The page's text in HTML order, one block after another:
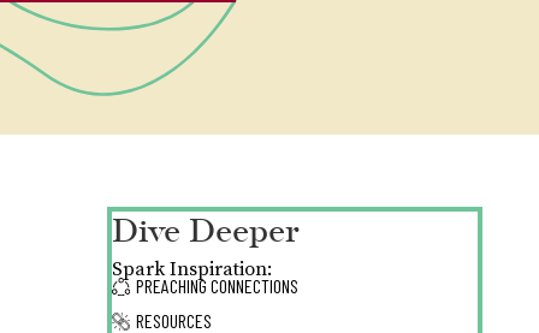
Dive Deeper
Spark Inspiration:
PREACHING CONNECTIONS
RESOURCES